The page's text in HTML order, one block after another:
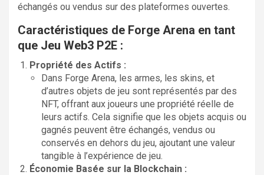
échangés ou vendus sur des plateformes ouvertes.
Caractéristiques de Forge Arena en tant
que Jeu Web3 P2E :
Propriété des Actifs :
Dans Forge Arena, les armes, les skins, et
d’autres objets de jeu sont représentés par des
NFT, offrant aux joueurs une propriété réelle de
leurs actifs. Cela signifie que les objets acquis ou
gagnés peuvent être échangés, vendus ou
conservés en dehors du jeu, ajoutant une valeur
tangible à l’expérience de jeu.
Économie Basée sur la Blockchain :